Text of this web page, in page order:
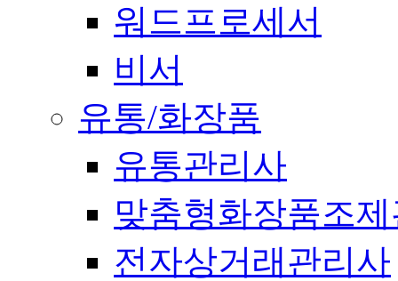
워드프로세서
비서
유통/화장품
유통관리사
맞춤형화장품조
전자상거래관리사